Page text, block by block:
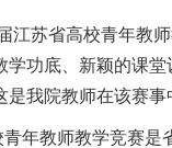
苏省高校青年教师
学功底、新颖的课
是我院教师在该赛事
年教师教学竞赛是